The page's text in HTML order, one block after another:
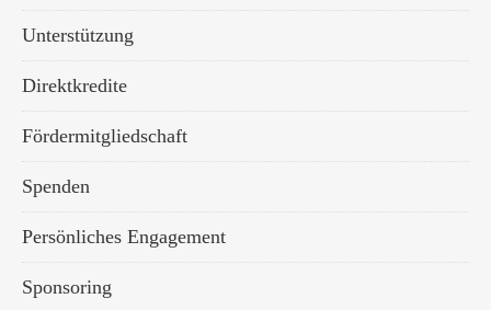
Unterstützung
Direktkredite
Fördermitgliedschaft
Spenden
Persönliches Engagement
Sponsoring